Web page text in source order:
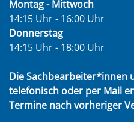
Montag - Mittwoch
14:15 Uhr - 16:00 Uhr
Donnerstag
14:15 Uhr - 18:00 Uhr
Die Sachbearbeiter*innen
telefonisch oder per Mail
Termine nach vorheriger